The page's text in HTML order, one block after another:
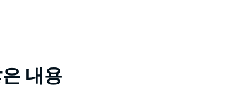
기까지 더 넓은 지역을 관광하기에 완벽한 위치에 있습니다.
내용